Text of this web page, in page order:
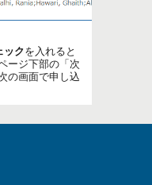
ックを入れると
ージ下部の「次
の画面で申し込